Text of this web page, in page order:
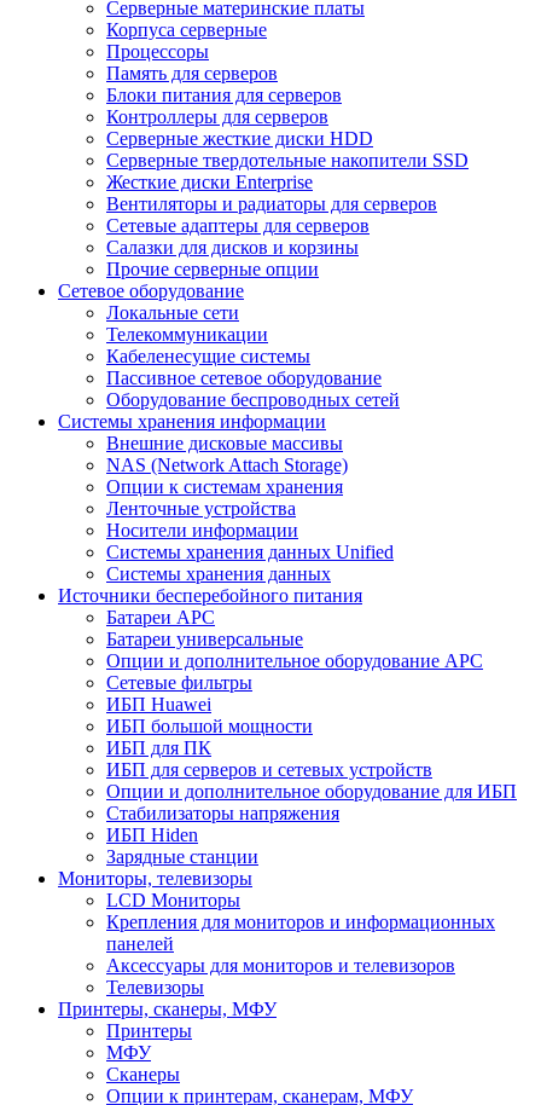
Серверные материнские платы
Корпуса серверные
Процессоры
Память для серверов
Блоки питания для серверов
Контроллеры для серверов
Серверные жесткие диски HDD
Серверные твердотельные накопители SSD
Жесткие диски Enterprise
Вентиляторы и радиаторы для серверов
Сетевые адаптеры для серверов
Салазки для дисков и корзины
Прочие серверные опции
Сетевое оборудование
Локальные сети
Телекоммуникации
Кабеленесущие системы
Пассивное сетевое оборудование
Оборудование беспроводных сетей
Системы хранения информации
Внешние дисковые массивы
NAS (Network Attach Storage)
Опции к системам хранения
Ленточные устройства
Носители информации
Системы хранения данных Unified
Системы хранения данных
Источники бесперебойного питания
Батареи APC
Батареи универсальные
Опции и дополнительное оборудование АРС
Сетевые фильтры
ИБП Huawei
ИБП большой мощности
ИБП для ПК
ИБП для серверов и сетевых устройств
Опции и дополнительное оборудование для ИБП
Стабилизаторы напряжения
ИБП Hiden
Зарядные станции
Мониторы, телевизоры
LCD Мониторы
Крепления для мониторов и информационных
панелей
Аксессуары для мониторов и телевизоров
Телевизоры
Принтеры, сканеры, МФУ
Принтеры
МФУ
Сканеры
Опции к принтерам, сканерам, МФУ